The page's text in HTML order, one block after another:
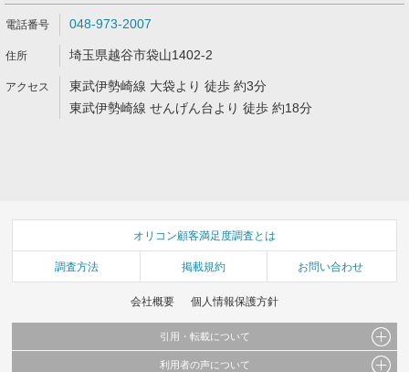
048-973-2007
埼玉県越谷市袋山1402-2
東武伊勢崎線 大袋より 徒歩 約3分
東武伊勢崎線 せんげん台より 徒歩 約18分
オリコン顧客満足度調査とは
調査方法 掲載規約 お問い合わせ
会社概要 個人情報保護方針
引用・転載について
当サイトで公開されている情報（文字、写真、イラスト、画像データ等）及びこれらの配
利用者の声について